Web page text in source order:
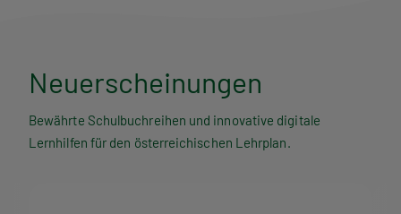
Neuerscheinungen
Bewährte Schulbuchreihen und innovative digitale
Lernhilfen für den österreichischen Lehrplan.